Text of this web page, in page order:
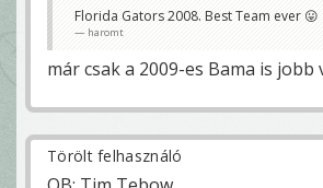
Florida Gators 2008. Best Team ever 😛
haromt
már csak a 2009-es Bama is
Törölt felhasználó